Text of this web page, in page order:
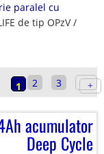
paralel cu
de tip OPzV /
1 2 3
acumulator
Deep Cycle